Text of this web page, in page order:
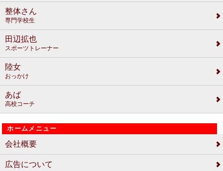
整体さん
専門学校生
田辺拡也
スポーツトレーナー
陸女
おっかけ
あば
高校コーチ
ホームメニュー
会社概要
広告について